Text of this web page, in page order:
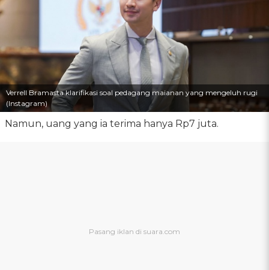
Verrell Bramasta klarifikasi soal pedagang maianan yang mengeluh rugi
(Instagram)
Namun, uang yang ia terima hanya Rp7 juta.